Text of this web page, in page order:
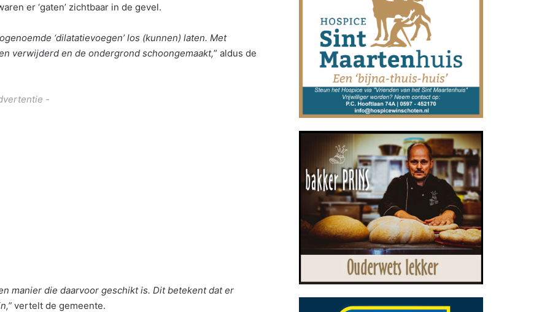
er ‘gaten’ zichtbaar in de gevel.
‘dilatatievoegen’ los (kunnen) laten. Met
verwijderd en de ondergrond schoongemaakt,” aldus de
-
manier die daarvoor geschikt is. Dit betekent dat er
vertelt de gemeente.